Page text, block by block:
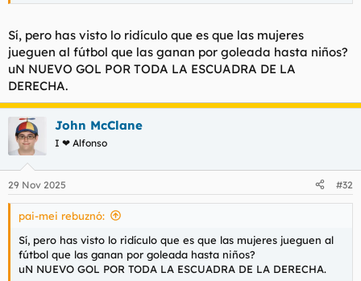
Sí, pero has visto lo ridículo que es que las mujeres
jueguen al fútbol que las ganan por goleada hasta niños?
uN NUEVO GOL POR TODA LA ESCUADRA DE LA
DERECHA.
John McClane
I ❤ Alfonso
29 Nov 2025 #32
pai-mei rebuznó:
Sí, pero has visto lo ridículo que es que las mujeres jueguen al
fútbol que las ganan por goleada hasta niños?
uN NUEVO GOL POR TODA LA ESCUADRA DE LA DERECHA.